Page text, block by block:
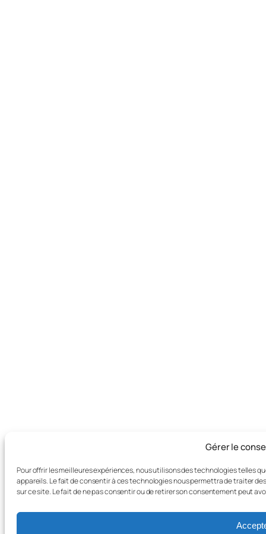
Gérer le
Pour offrir les meilleures expériences, nous utilisons des technologies telles
appareils. Le fait de consentir à ces technologies nous permettra de traiter
sur ce site. Le fait de ne pas consentir ou de retirer son consentement peut